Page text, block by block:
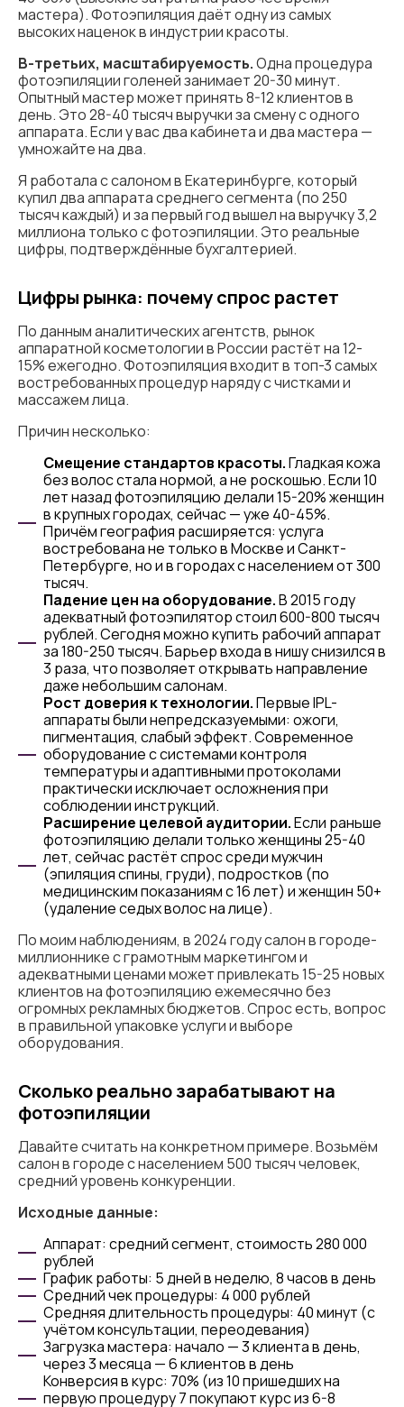
мастера). Фотоэпиляция даёт одну из самых
высоких наценок в индустрии красоты.
В-третьих, масштабируемость.Одна процедура
фотоэпиляции голеней занимает 20-30 минут.
Опытный мастер может принять 8-12 клиентов в
день. Это 28-40 тысяч выручки за смену с одного
аппарата. Если у вас два кабинета и два мастера —
умножайте на два.
Я работала с салоном в Екатеринбурге, который
купил два аппарата среднего сегмента (по 250
тысяч каждый) и за первый год вышел на выручку 3,2
миллиона только с фотоэпиляции. Это реальные
цифры, подтверждённые бухгалтерией.
Цифры рынка: почему спрос растет
По данным аналитических агентств, рынок
аппаратной косметологии в России растёт на 12-
15% ежегодно. Фотоэпиляция входит в топ-3 самых
востребованных процедур наряду с чистками и
массажем лица.
Причин несколько:
Смещение стандартов красоты.Гладкая кожа
без волос стала нормой, а не роскошью. Если 10
лет назад фотоэпиляцию делали 15-20% женщин
в крупных городах, сейчас — уже 40-45%.
Причём география расширяется: услуга
востребована не только в Москве и Санкт-
Петербурге, но и в городах с населением от 300
тысяч.
Падение цен на оборудование.В 2015 году
адекватный фотоэпилятор стоил 600-800 тысяч
рублей. Сегодня можно купить рабочий аппарат
за 180-250 тысяч. Барьер входа в нишу снизился в
3 раза, что позволяет открывать направление
даже небольшим салонам.
Рост доверия к технологии.Первые IPL-
аппараты были непредсказуемыми: ожоги,
пигментация, слабый эффект. Современное
оборудование с системами контроля
температуры и адаптивными протоколами
практически исключает осложнения при
соблюдении инструкций.
Расширение целевой аудитории.Если раньше
фотоэпиляцию делали только женщины 25-40
лет, сейчас растёт спрос среди мужчин
(эпиляция спины, груди), подростков (по
медицинским показаниям с 16 лет) и женщин 50+
(удаление седых волос на лице).
По моим наблюдениям, в 2024 году салон в городе-
миллионнике с грамотным маркетингом и
адекватными ценами может привлекать 15-25 новых
клиентов на фотоэпиляцию ежемесячно без
огромных рекламных бюджетов. Спрос есть, вопрос
в правильной упаковке услуги и выборе
оборудования.
Сколько реально зарабатывают на
фотоэпиляции
Давайте считать на конкретном примере. Возьмём
салон в городе с населением 500 тысяч человек,
средний уровень конкуренции.
Исходные данные:
Аппарат: средний сегмент, стоимость 280 000
рублей
График работы: 5 дней в неделю, 8 часов в день
Средний чек процедуры: 4 000 рублей
Средняя длительность процедуры: 40 минут (с
учётом консультации, переодевания)
Загрузка мастера: начало — 3 клиента в день,
через 3 месяца — 6 клиентов в день
Конверсия в курс: 70% (из 10 пришедших на
первую процедуру 7 покупают курс из 6-8